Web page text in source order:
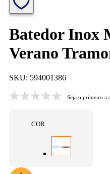
Batedor Inox
Verano
SKU: 594001386
Seja o primeiro a
COR